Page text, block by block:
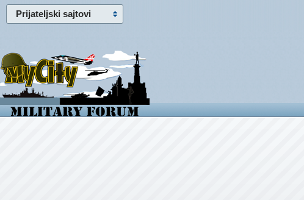
Prijateljski sajtovi